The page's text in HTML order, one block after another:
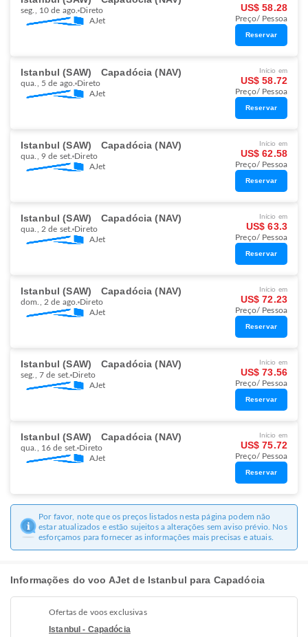
seg., 10 de ago. Direto
AJet
US$ 58.28
Preço/ Pessoa
Reservar
Istanbul (SAW) Capadócia (NAV)
qua., 5 de ago. Direto
AJet
Início em
US$ 58.72
Preço/ Pessoa
Reservar
Istanbul (SAW) Capadócia (NAV)
qua., 9 de set. Direto
AJet
Início em
US$ 62.58
Preço/ Pessoa
Reservar
Istanbul (SAW) Capadócia (NAV)
qua., 2 de set. Direto
AJet
Início em
US$ 63.3
Preço/ Pessoa
Reservar
Istanbul (SAW) Capadócia (NAV)
dom., 2 de ago. Direto
AJet
Início em
US$ 72.23
Preço/ Pessoa
Reservar
Istanbul (SAW) Capadócia (NAV)
seg., 7 de set. Direto
AJet
Início em
US$ 73.56
Preço/ Pessoa
Reservar
Istanbul (SAW) Capadócia (NAV)
qua., 16 de set. Direto
AJet
Início em
US$ 75.72
Preço/ Pessoa
Reservar
Por favor, note que os preços listados nesta página podem não
estar atualizados e estão sujeitos a alterações sem aviso prévio. Nos
esforçamos para fornecer as informações mais precisas e atuais.
Informações do voo AJet de Istanbul para Capadócia
Ofertas de voos exclusivas
Istanbul - Capadócia